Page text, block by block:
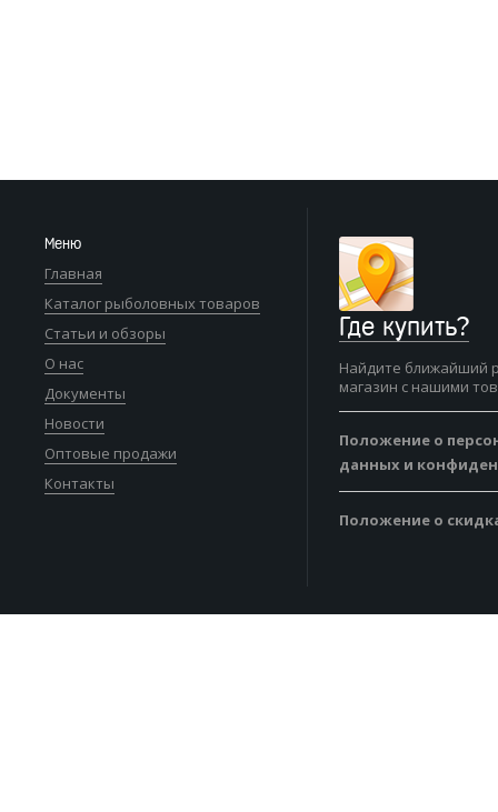
Меню
Главная
Каталог рыболовных товаров
Статьи и обзоры
О нас
Документы
Новости
Оптовые продажи
Контакты
Где купить?
Найдите ближайший
магазин с нашими
Положение о
данных и
Положение о